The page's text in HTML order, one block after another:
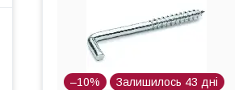
–10% Залишилось 43 дні